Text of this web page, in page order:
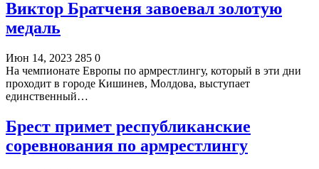
Виктор Братченя завоевал золотую
медаль
Июн 14, 2023 285 0
На чемпионате Европы по армрестлингу, который в эти дни
проходит в городе Кишинев, Молдова, выступает
единственный…
Брест примет республиканские
соревнования по армрестлингу